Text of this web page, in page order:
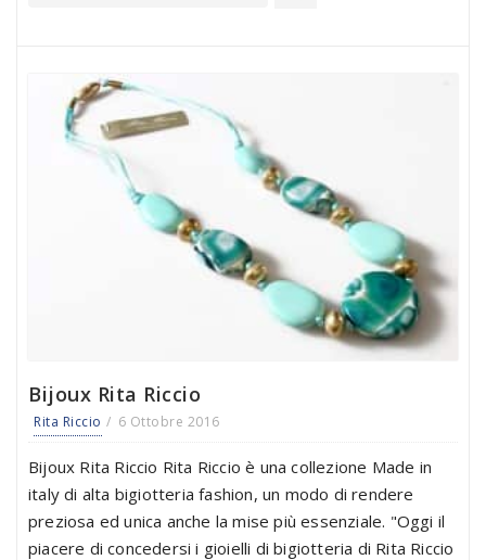
Bijoux Rita Riccio
Rita Riccio 6 Ottobre 2016
Bijoux Rita Riccio Rita Riccio è una collezione Made in
italy di alta bigiotteria fashion, un modo di rendere
preziosa ed unica anche la mise più essenziale. "Oggi il
piacere di concedersi i gioielli di bigiotteria di Rita Riccio